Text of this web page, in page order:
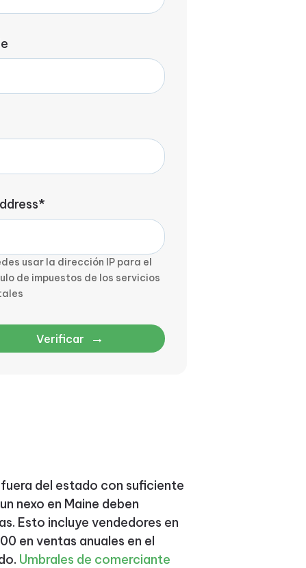
usar la dirección IP para el
de impuestos de los servicios
Verificar →
del estado con suficiente
nexo en Maine deben
Esto incluye vendedores en
en ventas anuales en el
Umbrales de comerciante